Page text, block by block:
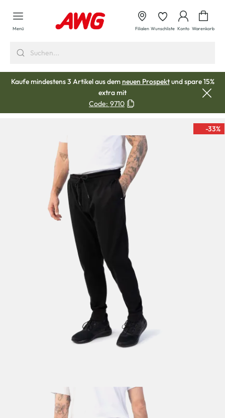
springen
Menü Filialen Wunschliste Konto Warenkorb
Kaufe mindestens 3 Artikel aus demneuen Prospektund spare 15%
extra mit
Code: 9710
-33%